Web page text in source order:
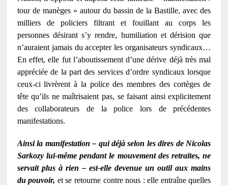
tour de manèges » autour du bassin de la Bastille, avec des
milliers de policiers filtrant et fouillant au corps les
personnes désirant s’y rendre, humiliation et dérision que
n’auraient jamais du accepter les organisateurs syndicaux…
En effet, elle fut l’aboutissement d’une dérive déjà très mal
appréciée de la part des services d’ordre syndicaux lorsque
ceux-ci livrèrent à la police des membres des cortèges de
tête qu’ils ne maîtrisaient pas, se faisant ainsi explicitement
des collaborateurs de la police lors de précédentes
manifestations.
Ainsi la manifestation – qui déjà selon les dires de Nicolas
Sarkozy lui-même pendant le mouvement des retraites, ne
servait plus à rien – est-elle devenue un outil aux mains
du pouvoir, et se retourne contre nous : elle entraîne quelles